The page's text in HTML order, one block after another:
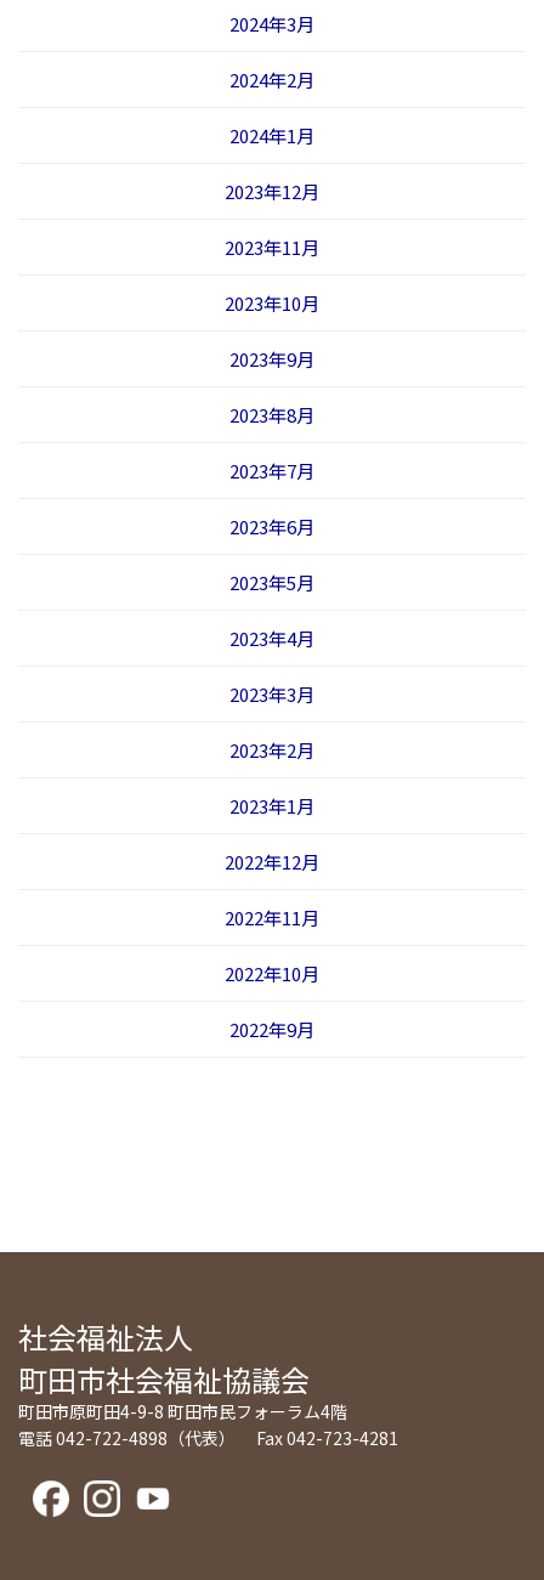
2024年3月
2024年2月
2024年1月
2023年12月
2023年11月
2023年10月
2023年9月
2023年8月
2023年7月
2023年6月
2023年5月
2023年4月
2023年3月
2023年2月
2023年1月
2022年12月
2022年11月
2022年10月
2022年9月
社会福祉法人
町田市社会福祉協議会
町田市原町田4-9-8 町田市民フォーラム4階
電話 042-722-4898（代表） Fax 042-723-4281